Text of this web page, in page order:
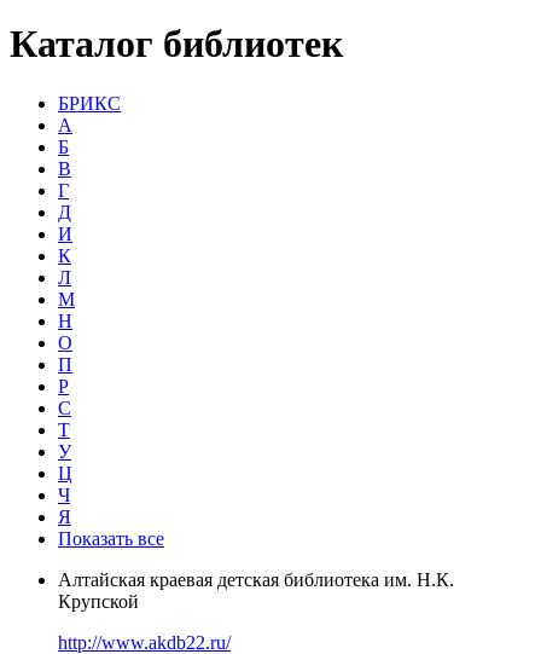
Каталог библиотек
БРИКС
А
Б
В
Г
Д
И
К
Л
М
Н
О
П
Р
С
Т
У
Ц
Ч
Я
Показать все
Алтайская краевая детская библиотека им. Н.К.
Крупской
http://www.akdb22.ru/